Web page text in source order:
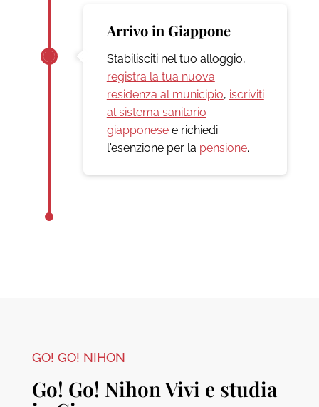
Arrivo in Giappone
Stabilisciti nel tuo alloggio,
registra la tua nuova
residenza al municipio, iscriviti
al sistema sanitario
giapponesee richiedi
l'esenzione per la pensione.
GO! GO! NIHON
Go! Go! Nihon Vivi e studia